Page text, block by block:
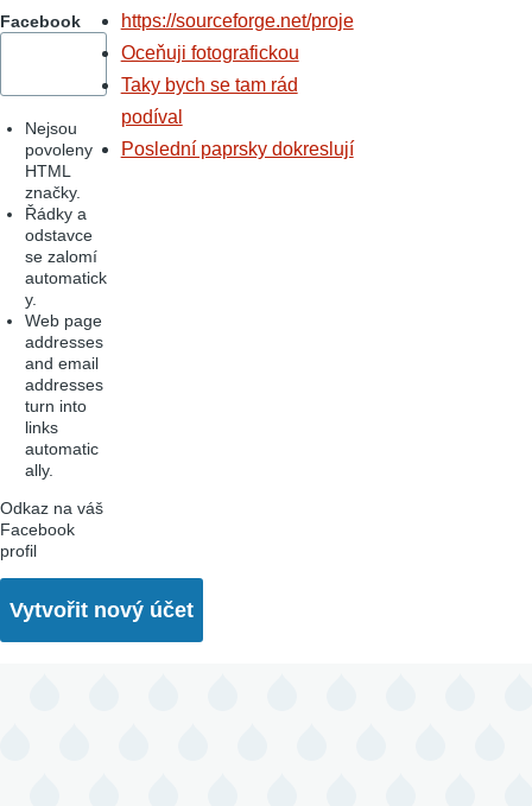
Facebook
Nejsou
povoleny
HTML
značky.
Řádky a
odstavce
se zalomí
automatick
y.
Web page
addresses
and email
addresses
turn into
links
automatic
ally.
Odkaz na váš
Facebook
profil
https://sourceforge.net/proje
Oceňuji fotografickou
Taky bych se tam rád
podíval
Poslední paprsky dokreslují